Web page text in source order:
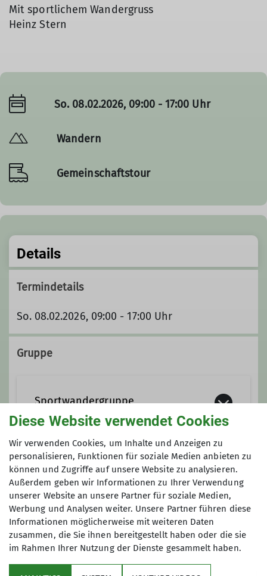
Mit sportlichem Wandergruss
Heinz Stern
So. 08.02.2026, 09:00 - 17:00 Uhr
Wandern
Gemeinschaftstour
Details
Termindetails
So. 08.02.2026, 09:00 - 17:00 Uhr
Gruppe
Sportwandergruppe
Wir sind eine Gruppe, die sich aus der
gemischten Wandergruppe heraus
gebildet und inzwischen gut etabliert
hat. Wir möchten den sportlichen
Aspekt des Wanderns in den
Vordergrund stellen. Dabei sind die
Anforderungen an die Kondition
vielfältig und stellen sich durch die
Geschwindigkeit (angestrebt sind
Anmeldung
Anmeldung bitte direkt beim Wanderleiter.
Diese Website verwendet Cookies
Wir verwenden Cookies, um Inhalte und Anzeigen zu
personalisieren, Funktionen für soziale Medien anbieten zu
können und Zugriffe auf unsere Website zu analysieren.
Außerdem geben wir Informationen zu Ihrer Verwendung
unserer Website an unsere Partner für soziale Medien,
Werbung und Analysen weiter. Unsere Partner führen diese
Informationen möglicherweise mit weiteren Daten
zusammen, die Sie ihnen bereitgestellt haben oder die sie
im Rahmen Ihrer Nutzung der Dienste gesammelt haben.